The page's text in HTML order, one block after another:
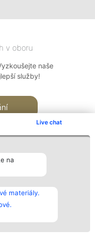
Live chat
na
materiály.
v oboru
naše
služby!
Kontakt